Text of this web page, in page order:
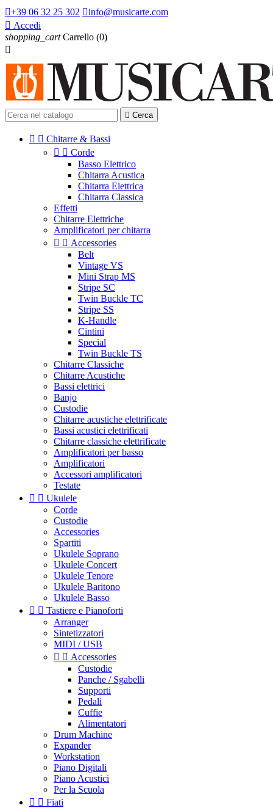
+39 06 32 25 302 info@musicarte.com
 Accedi
shopping_cart Carrello (0)

 Cerca
  Chitarre & Bassi
  Corde
Basso Elettrico
Chitarra Acustica
Chitarra Elettrica
Chitarra Classica
Effetti
Chitarre Elettriche
Amplificatori per chitarra
  Accessories
Belt
Vintage VS
Mini Strap MS
Stripe SC
Twin Buckle TC
Stripe SS
K-Handle
Cintini
Special
Twin Buckle TS
Chitarre Classiche
Chitarre Acustiche
Bassi elettrici
Banjo
Custodie
Chitarre acustiche elettrificate
Bassi acustici elettrificati
Chitarre classiche elettrificate
Amplificatori per basso
Amplificatori
Accessori amplificatori
Testate
  Ukulele
Corde
Custodie
Accessories
Spartiti
Ukulele Soprano
Ukulele Concert
Ukulele Tenore
Ukulele Baritono
Ukulele Basso
  Tastiere e Pianoforti
Arranger
Sintetizzatori
MIDI / USB
  Accessories
Custodie
Panche / Sgabelli
Supporti
Pedali
Cuffie
Alimentatori
Drum Machine
Expander
Workstation
Piano Digitali
Piano Acustici
Per la Scuola
  Fiati